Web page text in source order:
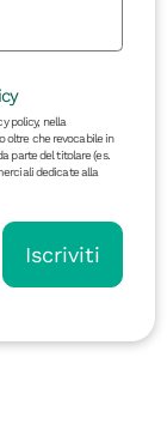
policy, nella
oltre che revocabile in
parte del titolare (es.
dedicate alla
Iscriviti